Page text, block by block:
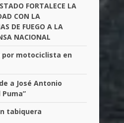
FORTALECE LA
CON LA
DE FUEGO A LA
NACIONAL
motociclista en
a José Antonio
tabiquera